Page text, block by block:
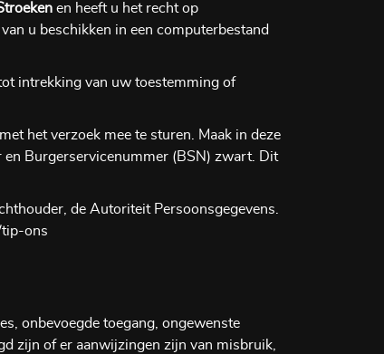
en heeft u het recht op
u beschikken in een computerbestand
intrekking van uw toestemming of
het verzoek mee te sturen. Maak in deze
Burgerservicenummer (BSN) zwart. Dit
de Autoriteit Persoonsgegevens.
tip-ons
onbevoegde toegang, ongewenste
zijn of er aanwijzingen zijn van misbruik,